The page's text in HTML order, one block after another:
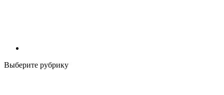
Выберите рубрику